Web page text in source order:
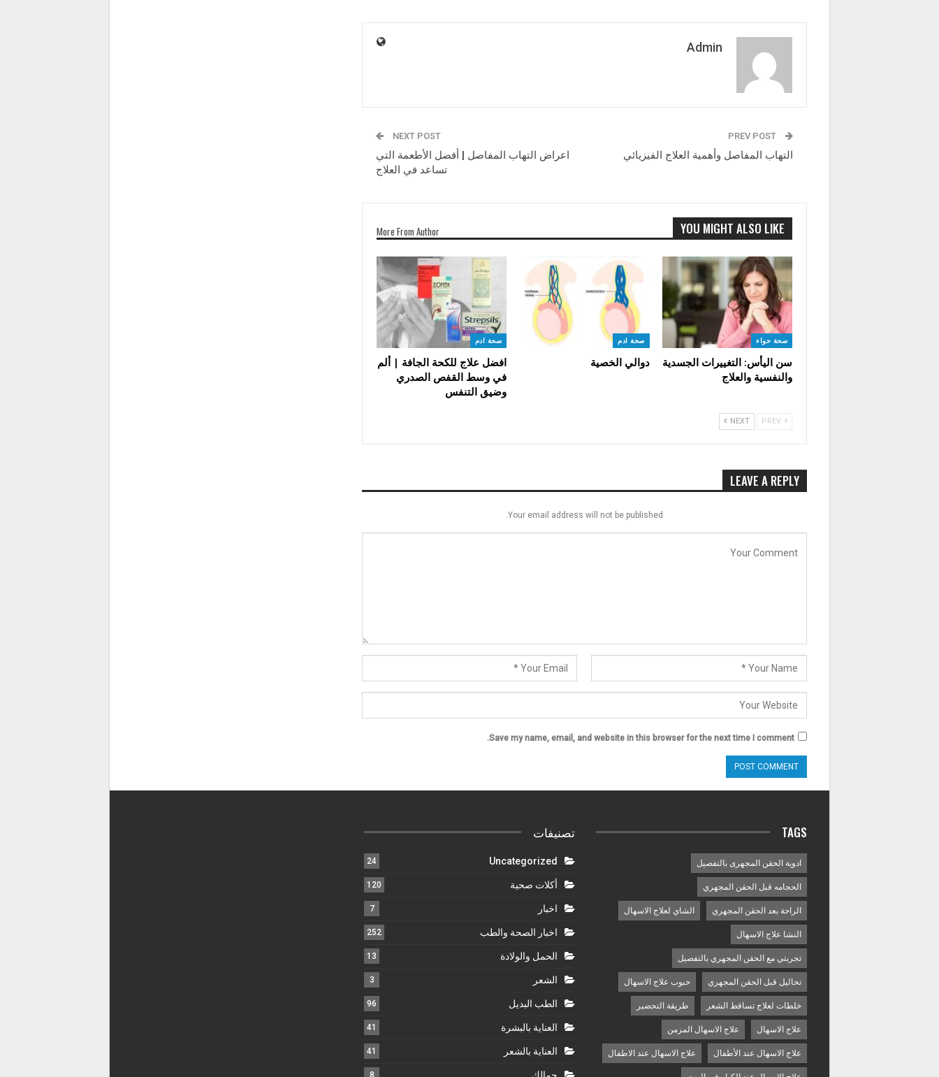
Admin
التهاب المفاصل وأهمية العلاج الفيزيائي
NEXT POST
اعراض التهاب المفاصل | أفضل الأطعمة التي
تساعد في العلاج
YOU MIGHT ALSO LIKE
More From Author
صحة حواء
سن اليأس: التغييرات الجسدية
والنفسية والعلاج
صحة ادم
دوالي الخصية
صحة ادم
افضل علاج للكحة الجافة | ألم
في وسط القفص الصدري
وضيق التنفس
NEXT
LEAVE A REPLY
Your email address will not be published.
Save my name, email, and website in this browser for the next time I comment.
TAGS
ادوية الحقن المجهرى بالتفصيل
الحجامه قبل الحقن المجهري
الراحة بعد الحقن المجهري الشاي لعلاج الاسهال
النشا علاج الاسهال
تجربتي مع الحقن المجهري بالتفصيل
تحاليل قبل الحقن المجهري حبوب علاج الاسهال
خلطات لعلاج تساقط الشعر طريقة التحضير
علاج الاسهال علاج الاسهال المزمن
علاج الاسهال عند الأطفال علاج الاسهال عند الاطفال
تصنيفات
Uncategorized
24
أكلات صحية 120
اخبار 7
اخبار الصحة والطب 252
الحمل والولادة 13
الشعر 3
الطب البديل 96
العناية بالبشرة 41
العناية بالشعر 41